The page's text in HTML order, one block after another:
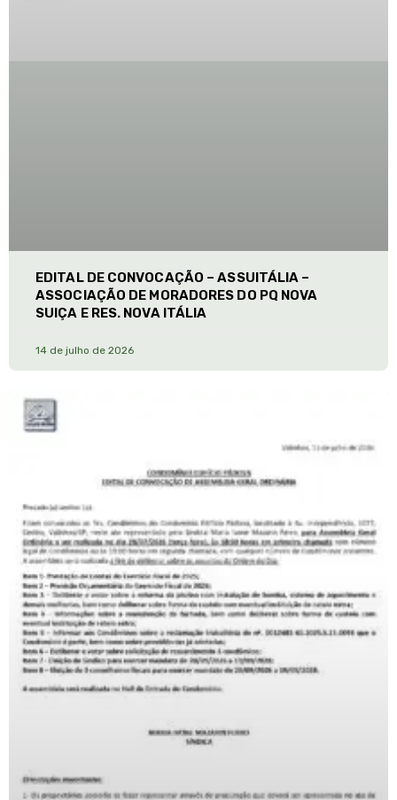
EDITAL DE CONVOCAÇÃO – ASSUITÁLIA –
ASSOCIAÇÃO DE MORADORES DO PQ NOVA
SUIÇA E RES. NOVA ITÁLIA
14 de julho de 2026